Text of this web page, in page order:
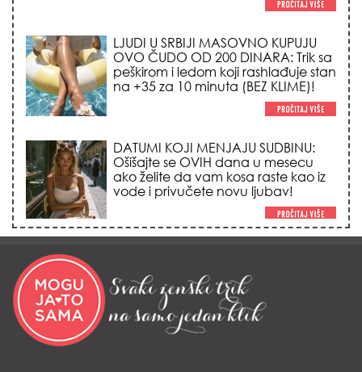
LJUDI U SRBIJI MASOVNO KUPUJU
OVO ČUDO OD 200 DINARA: Trik sa
peškirom i ledom koji rashlađuje stan
na +35 za 10 minuta (BEZ KLIME)!
DATUMI KOJI MENJAJU SUDBINU:
Ošišajte se OVIH dana u mesecu
ako želite da vam kosa raste kao iz
vode i privučete novu ljubav!
privlačenja novca koji treba uraditi
baš tokom sezone Lava!